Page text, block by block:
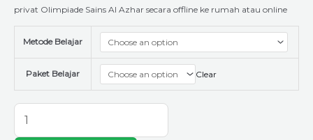
privat Olimpiade Sains Al Azhar secara offline ke rumah atau online
Metode Belajar
Paket Belajar Clear